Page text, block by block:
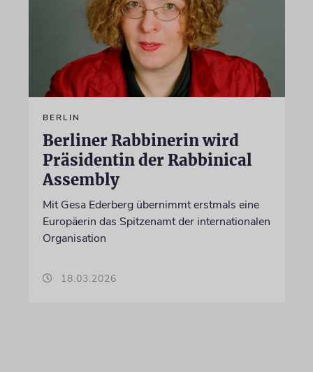
BERLIN
Berliner Rabbinerin wird
Präsidentin der Rabbinical
Assembly
Mit Gesa Ederberg übernimmt erstmals eine
Europäerin das Spitzenamt der internationalen
Organisation
18.03.2026